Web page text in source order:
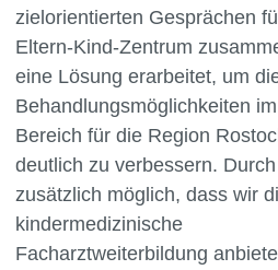
zielorientierten Gesprächen
Eltern-Kind-Zentrum
eine Lösung erarbeitet, um
Behandlungsmöglichkeiten
Bereich für die Region
deutlich zu verbessern.
zusätzlich möglich, dass wir
kindermedizinische
Facharztweiterbildung